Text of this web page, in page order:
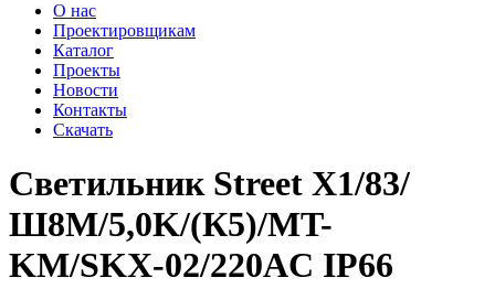
О нас
Проектировщикам
Каталог
Проекты
Новости
Контакты
Скачать
Светильник Street X1/83/
Ш8M/5,0K/(К5)/MT-
KM/SKX-02/220AC IP66